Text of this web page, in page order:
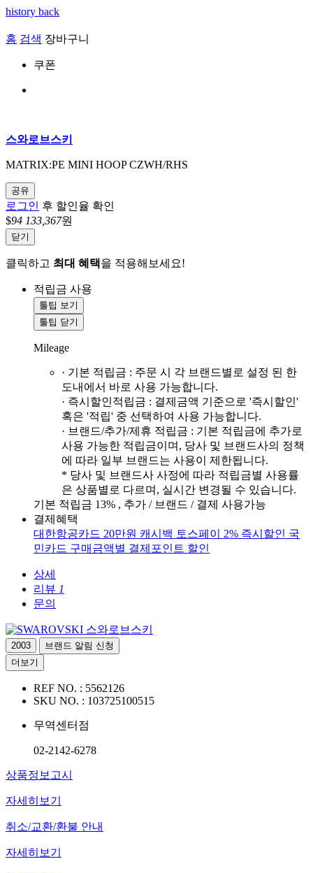
history back
홈 검색 장바구니
쿠폰
스와로브스키
MATRIX:PE MINI HOOP CZWH/RHS
공유
로그인 후 할인율 확인
$94 133,367원
닫기
클릭하고 최대 혜택을 적용해보세요!
적립금 사용
툴팁 보기
툴팁 닫기
Mileage
· 기본 적립금 : 주문 시 각 브랜드별로 설정 된 한
도내에서 바로 사용 가능합니다.
· 즉시할인적립금 : 결제금액 기준으로 '즉시할인'
혹은 '적립' 중 선택하여 사용 가능합니다.
· 브랜드/추가/제휴 적립금 : 기본 적립금에 추가로
사용 가능한 적립금이며, 당사 및 브랜드사의 정책
에 따라 일부 브랜드는 사용이 제한됩니다.
* 당사 및 브랜드사 사정에 따라 적립금별 사용률
은 상품별로 다르며, 실시간 변경될 수 있습니다.
기본 적립금 13% , 추가 / 브랜드 / 결제 사용가능
결제혜택
대한항공카드 20만원 캐시백 토스페이 2% 즉시할인 국
민카드 구매금액별 결제포인트 할인
상세
리뷰 1
문의
스와로브스키
2003
브랜드 알림 신청
더보기
REF NO. : 5562126
SKU NO. : 103725100515
무역센터점
02-2142-6278
상품정보고시
자세히보기
취소/교환/환불 안내
자세히보기